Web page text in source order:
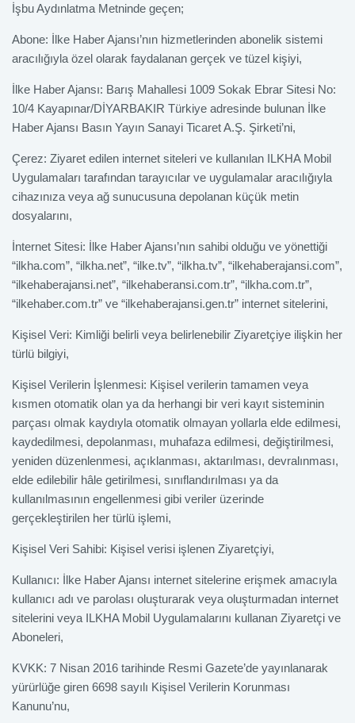
İşbu Aydınlatma Metninde geçen;
Abone: İlke Haber Ajansı’nın hizmetlerinden abonelik sistemi
aracılığıyla özel olarak faydalanan gerçek ve tüzel kişiyi,
İlke Haber Ajansı: Barış Mahallesi 1009 Sokak Ebrar Sitesi No:
10/4 Kayapınar/DİYARBAKIR Türkiye adresinde bulunan İlke
Haber Ajansı Basın Yayın Sanayi Ticaret A.Ş. Şirketi’ni,
Çerez: Ziyaret edilen internet siteleri ve kullanılan ILKHA Mobil
Uygulamaları tarafından tarayıcılar ve uygulamalar aracılığıyla
cihazınıza veya ağ sunucusuna depolanan küçük metin
dosyalarını,
İnternet Sitesi: İlke Haber Ajansı’nın sahibi olduğu ve yönettiği
“ilkha.com”, “ilkha.net”, “ilke.tv”, “ilkha.tv”, “ilkehaberajansi.com”,
“ilkehaberajansi.net”, “ilkehaberansi.com.tr”, “ilkha.com.tr”,
“ilkehaber.com.tr” ve “ilkehaberajansi.gen.tr” internet sitelerini,
Kişisel Veri: Kimliği belirli veya belirlenebilir Ziyaretçiye ilişkin her
türlü bilgiyi,
Kişisel Verilerin İşlenmesi: Kişisel verilerin tamamen veya
kısmen otomatik olan ya da herhangi bir veri kayıt sisteminin
parçası olmak kaydıyla otomatik olmayan yollarla elde edilmesi,
kaydedilmesi, depolanması, muhafaza edilmesi, değiştirilmesi,
yeniden düzenlenmesi, açıklanması, aktarılması, devralınması,
elde edilebilir hâle getirilmesi, sınıflandırılması ya da
kullanılmasının engellenmesi gibi veriler üzerinde
gerçekleştirilen her türlü işlemi,
Kişisel Veri Sahibi: Kişisel verisi işlenen Ziyaretçiyi,
Kullanıcı: İlke Haber Ajansı internet sitelerine erişmek amacıyla
kullanıcı adı ve parolası oluşturarak veya oluşturmadan internet
sitelerini veya ILKHA Mobil Uygulamalarını kullanan Ziyaretçi ve
Aboneleri,
KVKK: 7 Nisan 2016 tarihinde Resmi Gazete’de yayınlanarak
yürürlüğe giren 6698 sayılı Kişisel Verilerin Korunması
Kanunu’nu,